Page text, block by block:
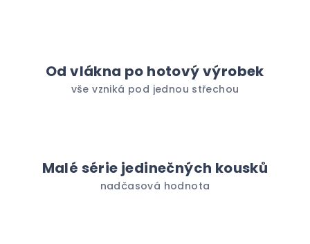
Od vlákna po hotový výrobek
vše vzniká pod jednou střechou
Malé série jedinečných kousků
nadčasová hodnota